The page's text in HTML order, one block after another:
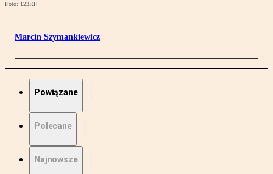
Foto: 123RF
Marcin Szymankiewicz
Powiązane
Polecane
Najnowsze